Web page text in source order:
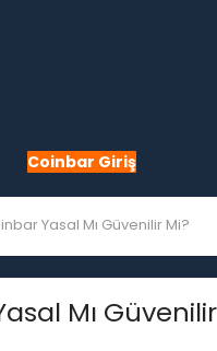
Coinbar Giriş
Yasal Mı Güvenilir Mi?
Mı